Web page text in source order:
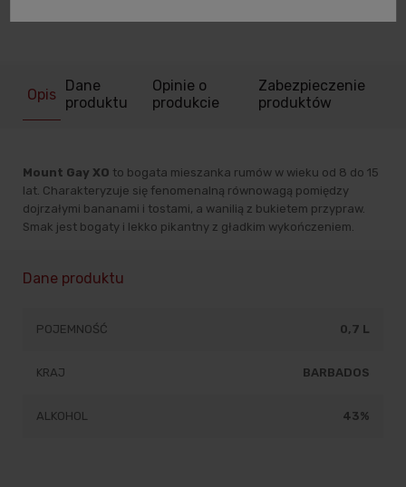
Opis Dane
produktu
Opinie o
produkcie
Zabezpieczenie
produktów
Mount Gay XO to bogata mieszanka rumów w wieku od 8 do 15
lat. Charakteryzuje się fenomenalną równowagą pomiędzy
dojrzałymi bananami i tostami, a wanilią z bukietem przypraw.
Smak jest bogaty i lekko pikantny z gładkim wykończeniem.
Dane produktu
POJEMNOŚĆ 0,7 L
KRAJ BARBADOS
ALKOHOL 43%